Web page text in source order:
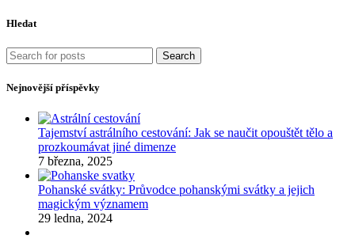
Hledat
Search
Nejnovější příspěvky
Tajemství astrálního cestování: Jak se naučit opouštět tělo a
prozkoumávat jiné dimenze
7 března, 2025
Pohanské svátky: Průvodce pohanskými svátky a jejich
magickým významem
29 ledna, 2024